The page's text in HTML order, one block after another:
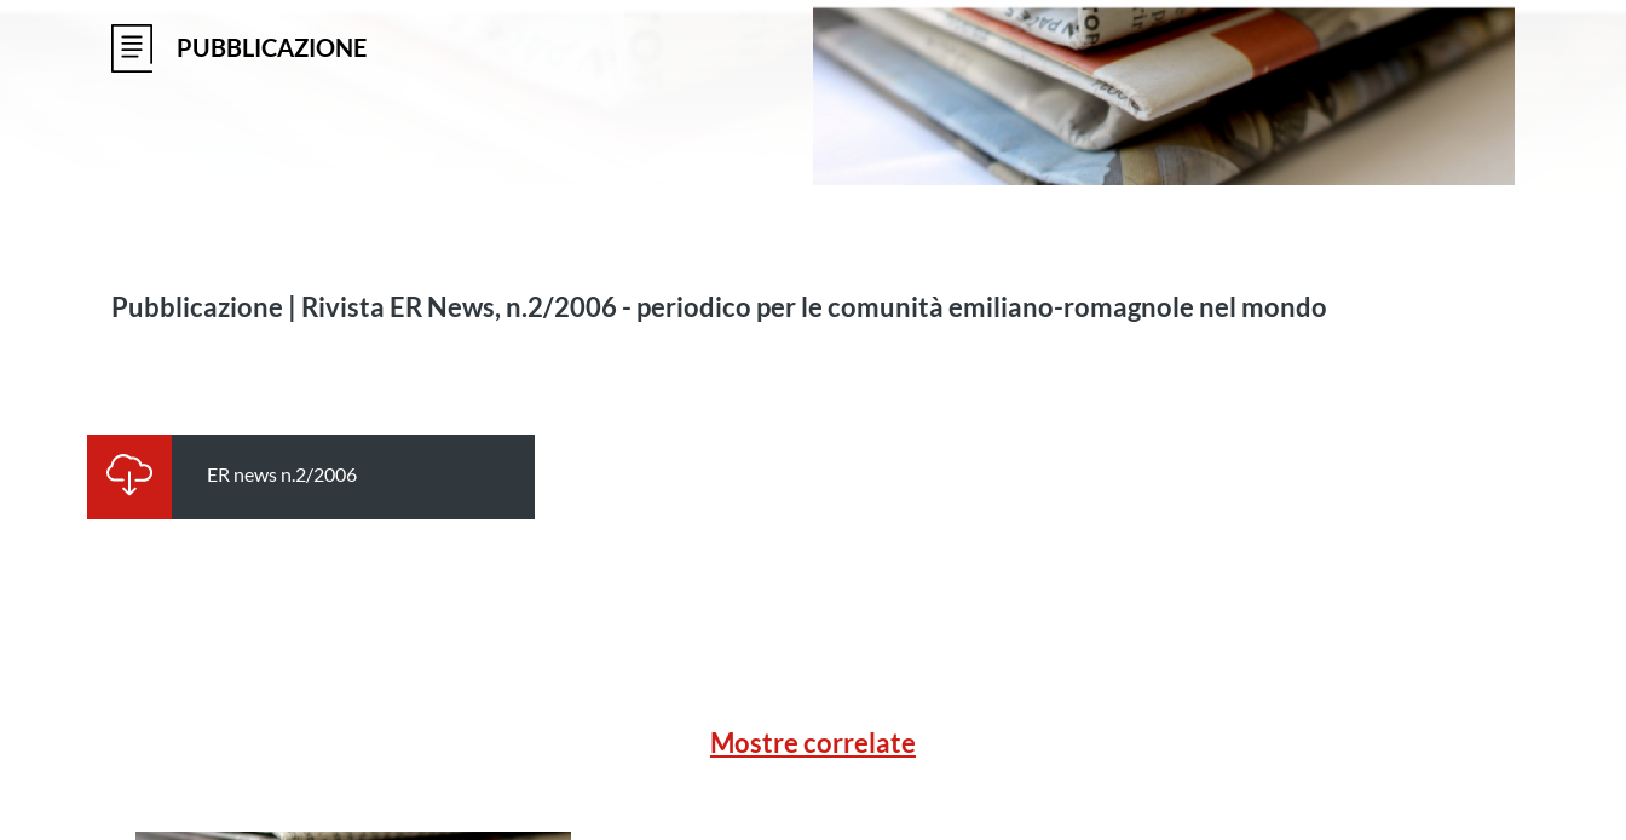
PUBBLICAZIONE
Pubblicazione | Rivista ER News, n.2/2006 - periodico per le comunità emiliano-romagnole nel mondo
ER news n.2/2006
Mostre correlate